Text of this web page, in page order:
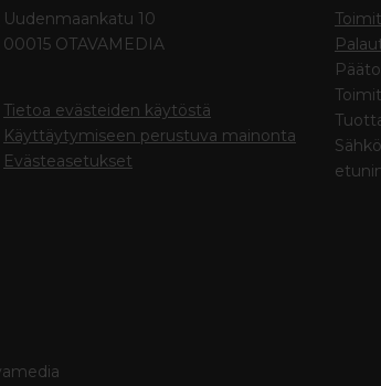
Uudenmaankatu 10
00015 OTAVAMEDIA
Tietoa evästeiden käytöstä
Käyttäytymiseen perustuva mainonta
Evästeasetukset